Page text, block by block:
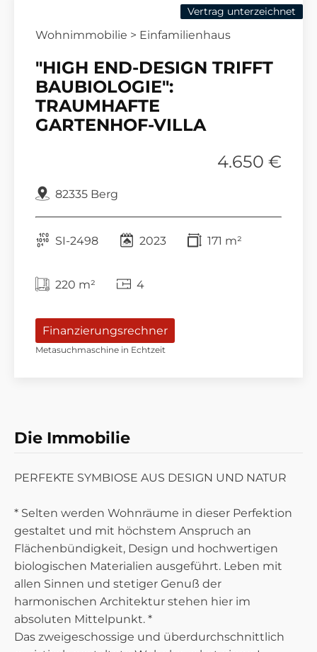
Wohnimmobilie > Einfamilienhaus
Vertrag unterzeichnet
"HIGH END-DESIGN TRIFFT
BAUBIOLOGIE":
TRAUMHAFTE
GARTENHOF-VILLA
82335 Berg
4.650 €
SI-2498 2023 171 m²
220 m² 4
Finanzierungsrechner
Metasuchmaschine in Echtzeit
Die Immobilie
PERFEKTE SYMBIOSE AUS DESIGN UND NATUR
* Selten werden Wohnräume in dieser Perfektion
gestaltet und mit höchstem Anspruch an
Flächenbündigkeit, Design und hochwertigen
biologischen Materialien ausgeführt. Leben mit
allen Sinnen und stetiger Genuß der
harmonischen Architektur stehen hier im
absoluten Mittelpunkt. *
Das zweigeschossige und überdurchschnittlich